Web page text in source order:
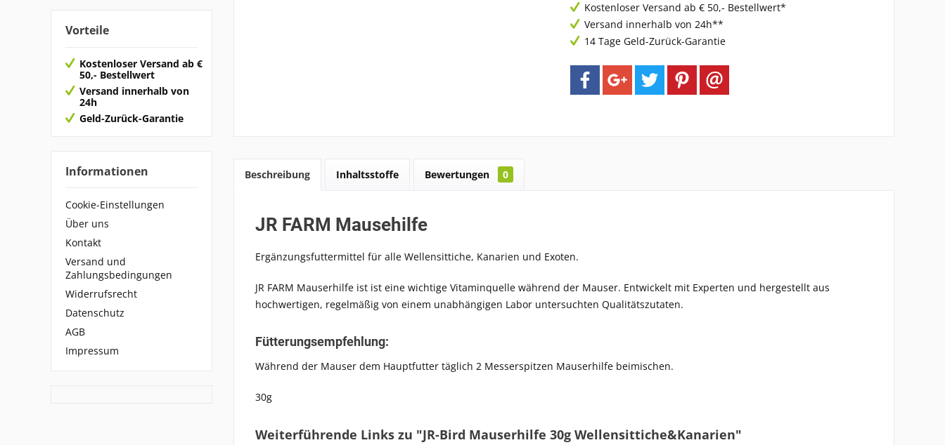
Vorteile
Kostenloser Versand ab €
50,- Bestellwert
Versand innerhalb von
24h
Geld-Zurück-Garantie
Informationen
Cookie-Einstellungen
Über uns
Kontakt
Versand und
Zahlungsbedingungen
Widerrufsrecht
Datenschutz
AGB
Impressum
Kostenloser Versand ab € 50,- Bestellwert*
Versand innerhalb von 24h**
14 Tage Geld-Zurück-Garantie
Beschreibung Inhaltsstoffe Bewertungen 0
JR FARM Mausehilfe
Ergänzungsfuttermittel für alle Wellensittiche, Kanarien und Exoten.
JR FARM Mauserhilfe ist ist eine wichtige Vitaminquelle während der Mauser. Entwickelt mit Experten und hergestellt aus
hochwertigen, regelmäßig von einem unabhängigen Labor untersuchten Qualitätszutaten.
Fütterungsempfehlung:
Während der Mauser dem Hauptfutter täglich 2 Messerspitzen Mauserhilfe beimischen.
30g
Weiterführende Links zu "JR-Bird Mauserhilfe 30g Wellensittiche&Kanarien"